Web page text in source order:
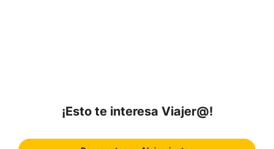
¡Esto te interesa Viajer@!